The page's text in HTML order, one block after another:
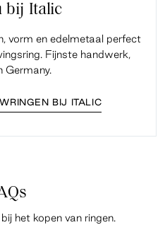
bij Italic
vorm en edelmetaal perfect
Fijnste handwerk,
Germany.
BIJ ITALIC
het kopen van ringen.